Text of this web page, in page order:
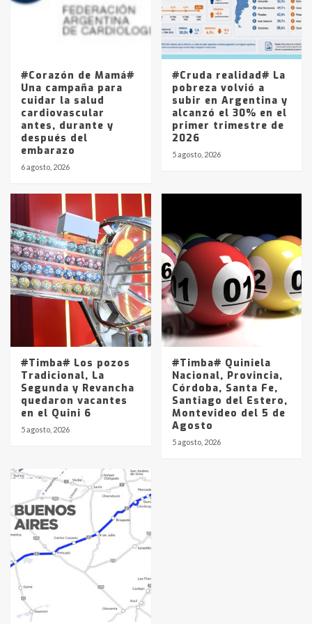
Los precios de los combustibles en
La Pampa, desde YPF hasta Axion
entre 857 a 1338 pesos
#Corazón de Mamá#
Una campaña para
cuidar la salud
cardiovascular
antes, durante y
después del
embarazo
6 agosto, 2026
#Cruda realidad# La
pobreza volvió a
subir en Argentina y
alcanzó el 30% en el
primer trimestre de
2026
5 agosto, 2026
#Timba# Los pozos
Tradicional, La
Segunda y Revancha
quedaron vacantes
en el Quini 6
5 agosto, 2026
#Timba# Quiniela
Nacional, Provincia,
Córdoba, Santa Fe,
Santiago del Estero,
Montevideo del 5 de
Agosto
5 agosto, 2026